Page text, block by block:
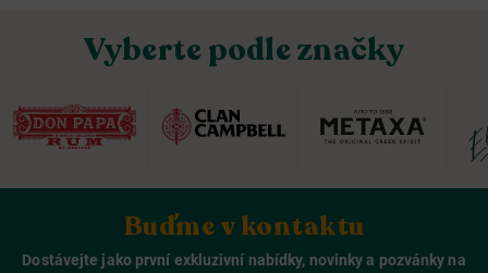
Vyberte podle značky
Buďme v kontaktu
Dostávejte jako první exkluzivní nabídky, novinky a pozvánky na